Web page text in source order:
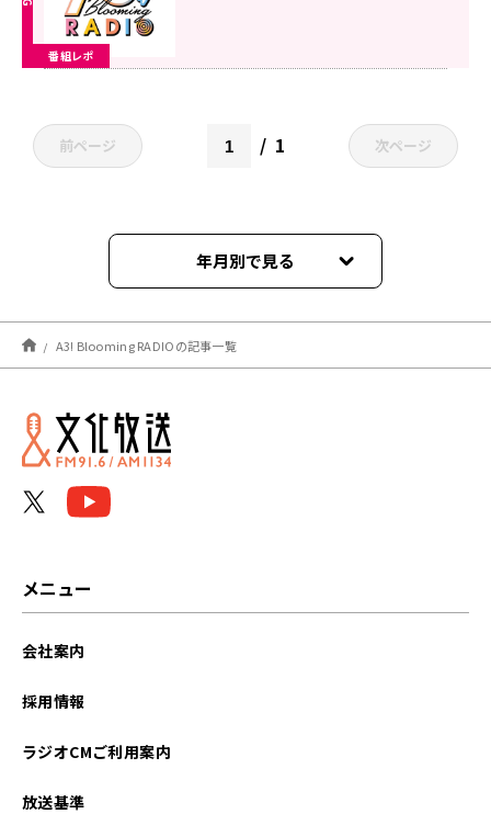
番組レポ
前ページ 1 次ページ
年月別で見る
2023年03月
2023年02月
2022年12月
A3! Blooming RADIOの記事一覧
メニュー
会社案内
採用情報
ラジオCMご利用案内
放送基準